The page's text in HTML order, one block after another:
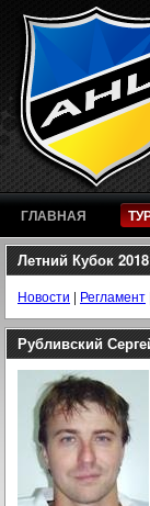
4
4
БЕРКУТ
Альянс
ГЛАВНАЯ
Летний Кубок
Новости | Регламент
Рубливский